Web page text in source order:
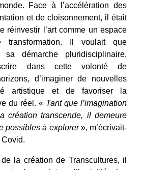
Face à l’accélération des
et de cloisonnement, il était
réinvestir l’art comme un espace
Il voulait que
sa démarche pluridisciplinaire,
dans cette volonté de
d’imaginer de nouvelles
artistique et de favoriser la
du réel. « Tant que l’imagination
création transcende, il demeure
possibles à explorer», m’écrivait-
la création de Transcultures, il